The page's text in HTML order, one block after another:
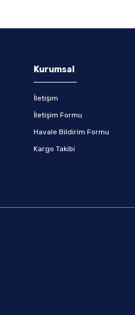
Kurumsal
İletişim
İletişim Formu
Havale Bildirim Formu
Kargo Takibi